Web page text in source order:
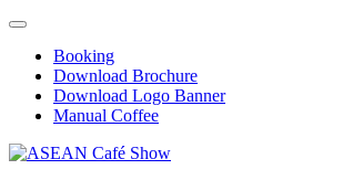
Booking
Download Brochure
Download Logo Banner
Manual Coffee